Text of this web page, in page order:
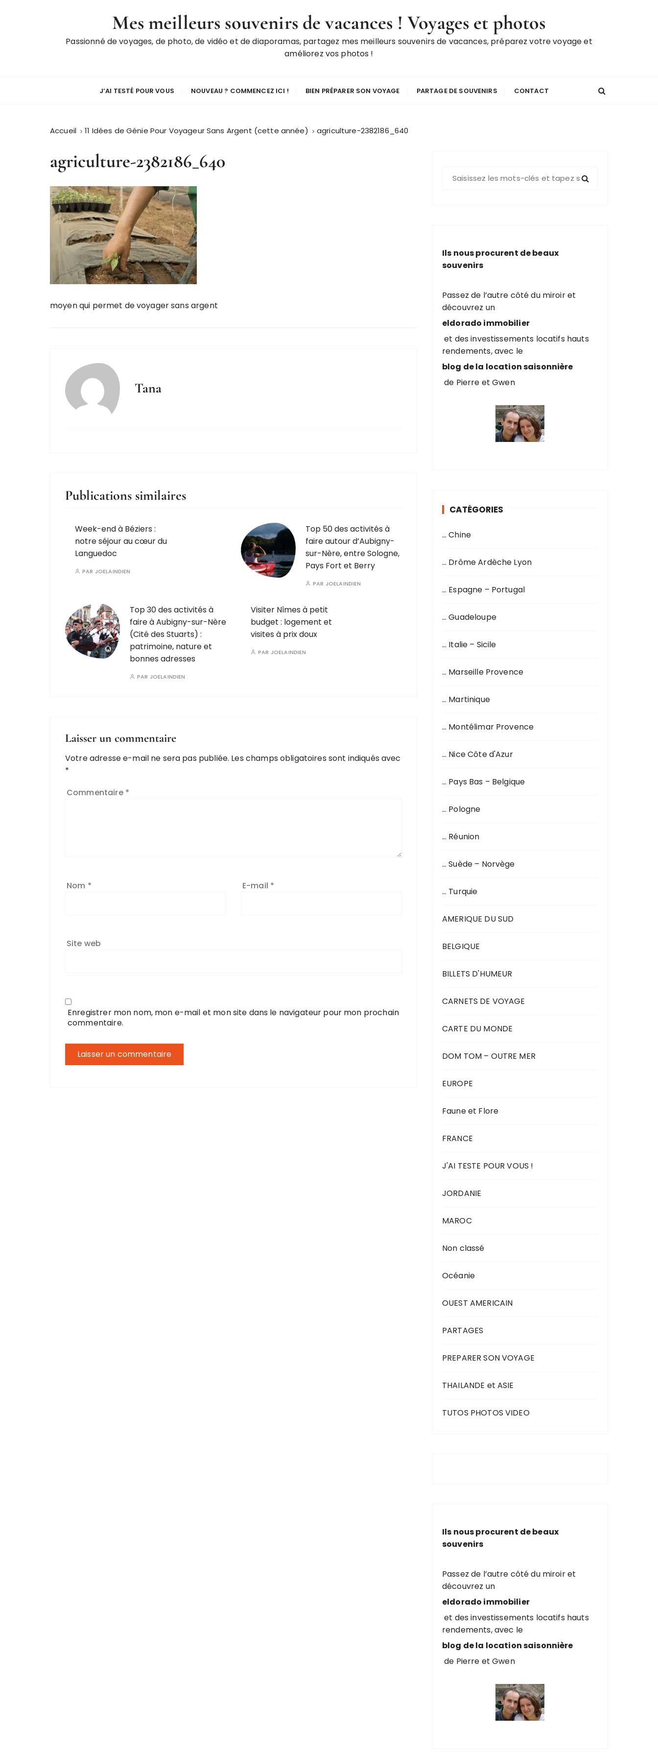
Mes meilleurs souvenirs de vacances ! Voyages et photos
Passionné de voyages, de photo, de vidéo et de diaporamas, partagez mes meilleurs souvenirs de vacances, préparez votre voyage et
améliorez vos photos !
J’AI TESTÉ POUR VOUS NOUVEAU ? COMMENCEZ ICI ! BIEN PRÉPARER SON VOYAGE PARTAGE DE SOUVENIRS CONTACT
Accueil 11 Idées de Génie Pour Voyageur Sans Argent (cette année) agriculture-2382186_640
agriculture-2382186_640
moyen qui permet de voyager sans argent
Tana
Publications similaires
Week-end à Béziers :
notre séjour au cœur du
Languedoc
PAR JOELAINDIEN
Top 50 des activités à
faire autour d’Aubigny-
sur-Nère, entre Sologne,
Pays Fort et Berry
PAR JOELAINDIEN
Top 30 des activités à
faire à Aubigny-sur-Nère
(Cité des Stuarts) :
patrimoine, nature et
bonnes adresses
PAR JOELAINDIEN
Visiter Nîmes à petit
budget : logement et
visites à prix doux
PAR JOELAINDIEN
Laisser un commentaire
Votre adresse e-mail ne sera pas publiée. Les champs obligatoires sont indiqués avec
*
Commentaire *
Nom * E-mail *
Site web
Enregistrer mon nom, mon e-mail et mon site dans le navigateur pour mon prochain
commentaire.
h
e
o
u
r
Ils nous procurent de beaux
souvenirs
Passez de l’autre côté du miroir et
découvrez un
eldorado immobilier
et des investissements locatifs hauts
rendements, avec le
blog de la location saisonnière
de Pierre et Gwen
CATÉGORIES
… Chine
… Drôme Ardèche Lyon
… Espagne – Portugal
… Guadeloupe
… Italie – Sicile
… Marseille Provence
… Martinique
… Montélimar Provence
… Nice Côte d'Azur
… Pays Bas – Belgique
… Pologne
… Réunion
… Suède – Norvège
… Turquie
AMERIQUE DU SUD
BELGIQUE
BILLETS D'HUMEUR
CARNETS DE VOYAGE
CARTE DU MONDE
DOM TOM – OUTRE MER
EUROPE
Faune et Flore
FRANCE
J'AI TESTE POUR VOUS !
JORDANIE
MAROC
Non classé
Océanie
OUEST AMERICAIN
PARTAGES
PREPARER SON VOYAGE
THAILANDE et ASIE
TUTOS PHOTOS VIDEO
Ils nous procurent de beaux
souvenirs
Passez de l’autre côté du miroir et
découvrez un
eldorado immobilier
et des investissements locatifs hauts
rendements, avec le
blog de la location saisonnière
de Pierre et Gwen